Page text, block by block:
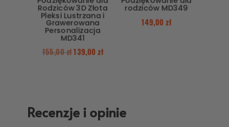
Rodziców 3D Złota
Pleksi Lustrzana i
Grawerowana
Personalizacja
MD341
155,00zł139,00 zł
rodziców MD349
149,00zł
Recenzje i opinie